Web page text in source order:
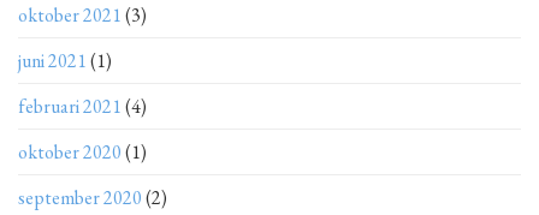
oktober 2021(3)
juni 2021(1)
februari 2021(4)
oktober 2020(1)
september 2020(2)